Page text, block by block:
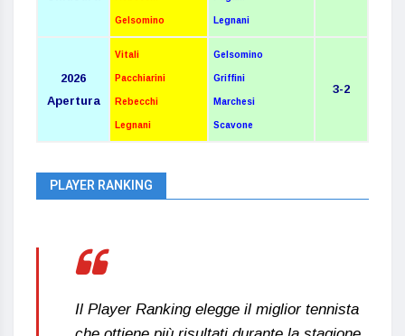
Gelsomino Legnani
2026
Apertura
Vitali
Pacchiarini
Rebecchi
Legnani
Gelsomino
Griffini
Marchesi
Scavone
3-2
PLAYER RANKING
Il Player Ranking elegge il miglior tennista